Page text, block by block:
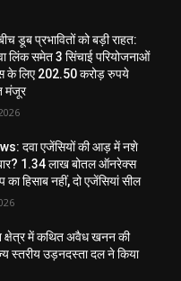
डूब प्रभावितों को बड़ी राहत:
लिंक समेत 3 सिंचाई परियोजनाओं
के लिए 202.50 करोड़ रुपये
मंजूर
दवा एजेंसियों की आड़ में नशे
1.34 लाख बोतल ऑनरेक्स
हिसाब नहीं, दो एजेंसियां सील
क्षेत्र में कथित अवैध खनन की
स्तरीय उड़नदस्ता दल ने किया